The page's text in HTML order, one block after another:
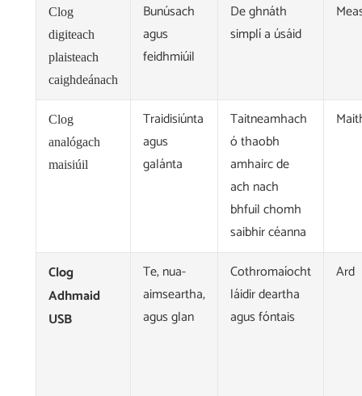
Clog
digiteach
plaisteach
caighdeánach
Bunúsach
agus
feidhmiúil
De ghnáth
simplí a úsáid
Clog
analógach
maisiúil
Traidisiúnta
agus
galánta
Taitneamhach
ó thaobh
amhairc de
ach nach
bhfuil chomh
saibhir céanna
Clog
Adhmaid
USB
Te, nua-
aimseartha,
agus glan
Cothromaíocht
láidir deartha
agus fóntais
Ard